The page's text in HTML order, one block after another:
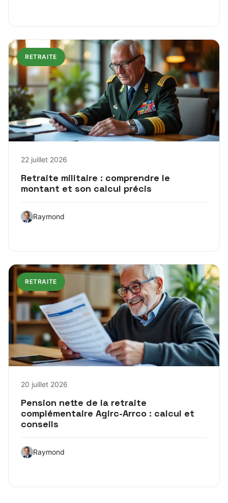
RETRAITE
22 juillet 2026
Retraite militaire : comprendre le
montant et son calcul précis
Raymond
RETRAITE
20 juillet 2026
Pension nette de la retraite
complémentaire Agirc-Arrco : calcul et
conseils
Raymond